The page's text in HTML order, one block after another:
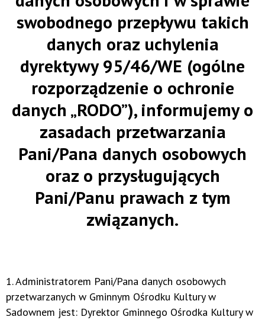
swobodnego przepływu takich
danych oraz uchylenia
dyrektywy 95/46/WE (ogólne
rozporządzenie o ochronie
danych „RODO”), informujemy o
zasadach przetwarzania
Pani/Pana danych osobowych
oraz o przysługujących
Pani/Panu prawach z tym
związanych.
1. Administratorem Pani/Pana danych osobowych
przetwarzanych w Gminnym Ośrodku Kultury w
Sadownem jest: Dyrektor Gminnego Ośrodka Kultury w